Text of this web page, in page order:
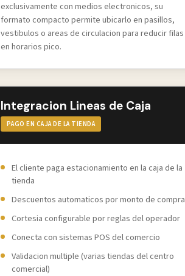
exclusivamente con medios electronicos, su
formato compacto permite ubicarlo en pasillos,
vestibulos o areas de circulacion para reducir filas
en horarios pico.
Integracion Lineas de Caja
PAGO EN CAJA DE LA TIENDA
El cliente paga estacionamiento en la caja de la
tienda
Descuentos automaticos por monto de compra
Cortesia configurable por reglas del operador
Conecta con sistemas POS del comercio
Validacion multiple (varias tiendas del centro
comercial)